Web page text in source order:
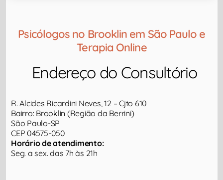
Psicólogos no Brooklin em São Paulo e
Terapia Online
Endereço do Consultório​
R. Alcides Ricardini Neves, 12 – Cjto 610
Bairro: Brooklin (Região da Berrini)
São Paulo-SP
CEP 04575-050
Horário de atendimento:
Seg. a sex. das 7h às 21h